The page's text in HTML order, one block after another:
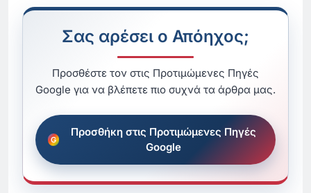
Σας αρέσει ο Απόηχος;
Προσθέστε τον στις Προτιμώμενες Πηγές
Google για να βλέπετε πιο συχνά τα άρθρα μας.
Προσθήκη στις Προτιμώμενες Πηγές
Google